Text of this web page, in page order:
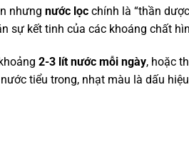
nhưng nước lọcchính là “thần
sự kết tinh của các khoáng chất
2-3 lít nước mỗi ngày, hoặc
tiểu trong, nhạt màu là dấu